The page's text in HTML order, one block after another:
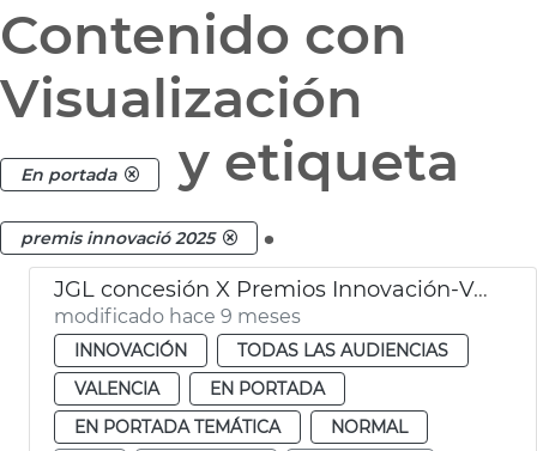
Contenido con
Visualización
En portada y etiqueta
premis innovació 2025 .
JGL concesión X Premios Innovación-Valencia Innovation Capital
modificado hace 9 meses
INNOVACIÓN
TODAS LAS AUDIENCIAS
VALENCIA
EN PORTADA
EN PORTADA TEMÁTICA
NORMAL